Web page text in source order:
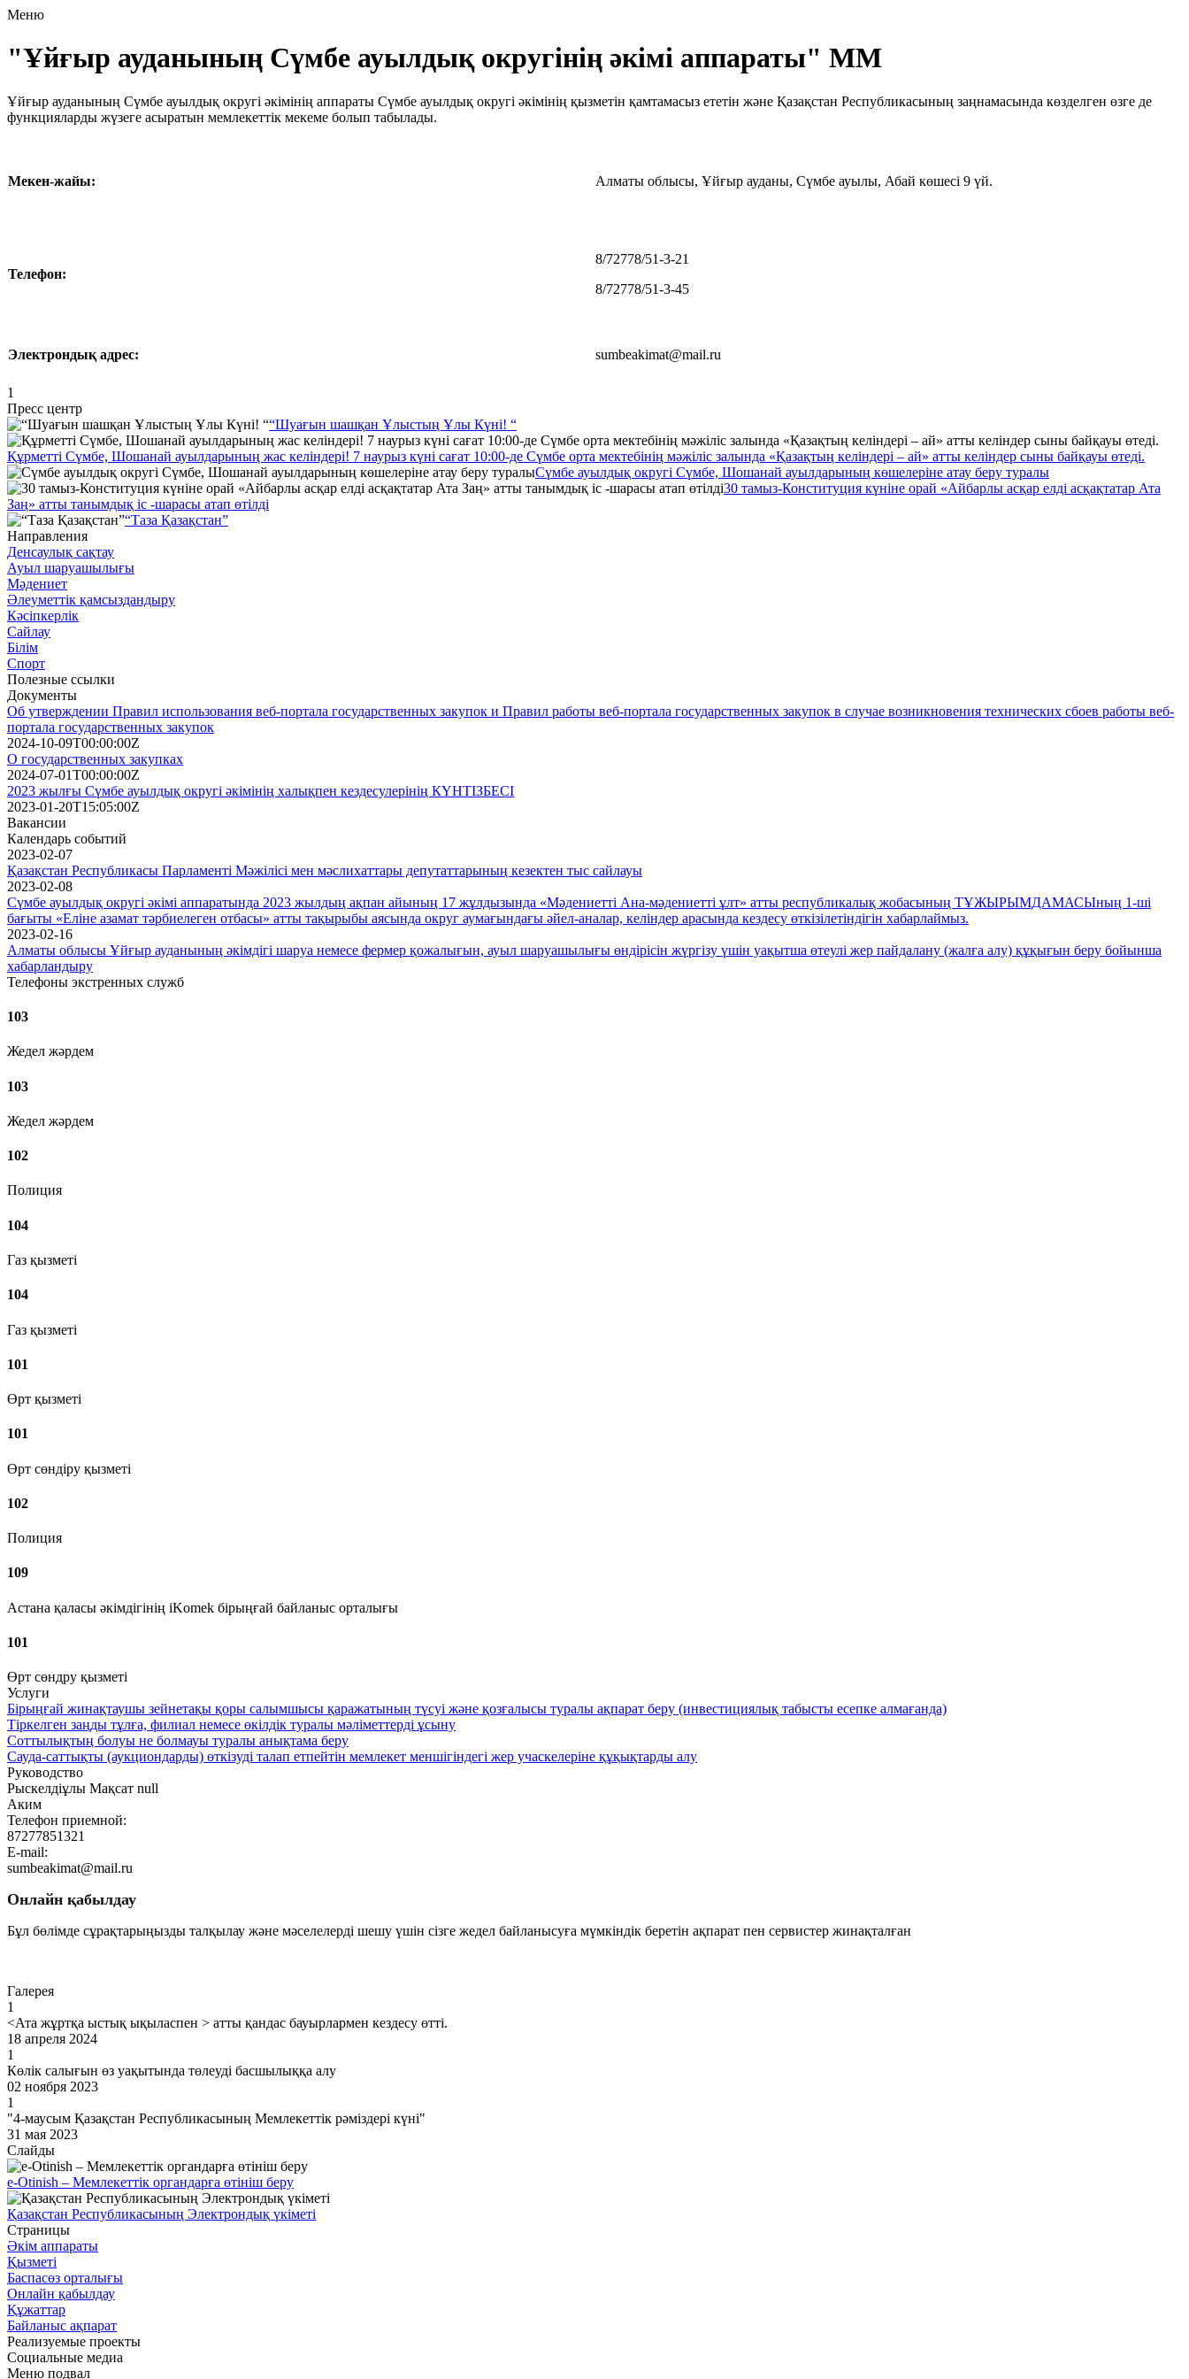
Меню
"Ұйғыр ауданының Сүмбе ауылдық округінің әкімі аппараты" ММ
Ұйғыр ауданының Сүмбе ауылдық округі әкімінің аппараты Сүмбе ауылдық округі әкімінің қызметін қамтамасыз ететін және Қазақстан Республикасының заңнамасында көзделген өзге де
функцияларды жүзеге асыратын мемлекеттік мекеме болып табылады.
Мекен-жайы: Алматы облысы, Ұйғыр ауданы, Сүмбе ауылы, Абай көшесі 9 үй.
Телефон:
8/72778/51-3-21
8/72778/51-3-45
Электрондық адрес: sumbeakimat@mail.ru
1
Пресс центр
“Шуағын шашқан Ұлыстың Ұлы Күні! “
Құрметті Сүмбе, Шошанай ауылдарының жас келіндері! 7 наурыз күні сағат 10:00-де Сүмбе орта мектебінің мәжіліс залында «Қазақтың келіндері – ай» атты келіндер сыны байқауы өтеді.
Сүмбе ауылдық округі Сүмбе, Шошанай ауылдарының көшелеріне атау беру туралы
30 тамыз-Конституция күніне орай «Айбарлы асқар елді асқақтатар Ата
Заң» атты танымдық іс -шарасы атап өтілді
“Таза Қазақстан”
Направления
Денсаулық сақтау
Ауыл шаруашылығы
Мәдениет
Әлеуметтік қамсыздандыру
Кәсіпкерлік
Сайлау
Білім
Спорт
Полезные ссылки
Документы
Об утверждении Правил использования веб-портала государственных закупок и Правил работы веб-портала государственных закупок в случае возникновения технических сбоев работы веб-
портала государственных закупок
2024-10-09T00:00:00Z
О государственных закупках
2024-07-01T00:00:00Z
2023 жылғы Сүмбе ауылдық округі әкімінің халықпен кездесулерінің КҮНТІЗБЕСІ
2023-01-20T15:05:00Z
Вакансии
Календарь событий
2023-02-07
Қазақстан Республикасы Парламенті Мәжілісі мен мәслихаттары депутаттарының кезектен тыс сайлауы
2023-02-08
Сүмбе ауылдық округі әкімі аппаратында 2023 жылдың ақпан айының 17 жұлдызында «Мәдениетті Ана-мәдениетті ұлт» атты республикалық жобасының ТҰЖЫРЫМДАМАСЫның 1-ші
бағыты «Еліне азамат тәрбиелеген отбасы» атты тақырыбы аясында округ аумағындағы әйел-аналар, келіндер арасында кездесу өткізілетіндігін хабарлаймыз.
2023-02-16
Алматы облысы Ұйғыр ауданының әкімдігі шаруа немесе фермер қожалығын, ауыл шаруашылығы өндірісін жүргізу үшін уақытша өтеулі жер пайдалану (жалға алу) құқығын беру бойынша
хабарландыру
Телефоны экстренных служб
103
Жедел жәрдем
103
Жедел жәрдем
102
Полиция
104
Газ қызметі
104
Газ қызметі
101
Өрт қызметі
101
Өрт сөндіру қызметі
102
Полиция
109
Астана қаласы әкімдігінің iKomek бірыңғай байланыс орталығы
101
Өрт сөндру қызметі
Услуги
Бірыңғай жинақтаушы зейнетақы қоры салымшысы қаражатының түсуі және қозғалысы туралы ақпарат беру (инвестициялық табысты есепке алмағанда)
Тіркелген заңды тұлға, филиал немесе өкілдік туралы мәліметтерді ұсыну
Соттылықтың болуы не болмауы туралы анықтама беру
Сауда-саттықты (аукциондарды) өткізуді талап етпейтін мемлекет меншігіндегі жер учаскелеріне құқықтарды алу
Руководство
Рыскелдіұлы Мақсат null
Аким
Телефон приемной:
87277851321
E-mail:
sumbeakimat@mail.ru
Онлайн қабылдау
Бұл бөлімде сұрақтарыңызды талқылау және мәселелерді шешу үшін сізге жедел байланысуға мүмкіндік беретін ақпарат пен сервистер жинақталған
Галерея
1
<Ата жұртқа ыстық ықыласпен > атты қандас бауырлармен кездесу өтті.
18 апреля 2024
1
Көлік салығын өз уақытында төлеуді басшылыққа алу
02 ноября 2023
1
"4-маусым Қазақстан Республикасының Мемлекеттік рәміздері күні"
31 мая 2023
Слайды
e-Otinish – Мемлекеттік органдарға өтініш беру
Қазақстан Республикасының Электрондық үкіметі
Страницы
Әкім аппараты
Қызметі
Баспасөз орталығы
Онлайн қабылдау
Құжаттар
Байланыс ақпарат
Реализуемые проекты
Социальные медиа
Меню подвал